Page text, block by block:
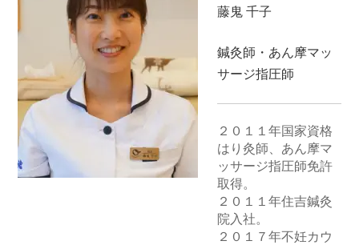
藤鬼 千子
鍼灸師・あん摩マッ
サージ指圧師
２０１１年国家資格
はり灸師、あん摩マ
ッサージ指圧師免許
取得。
２０１１年住吉鍼灸
院入社。
２０１７年不妊カウ